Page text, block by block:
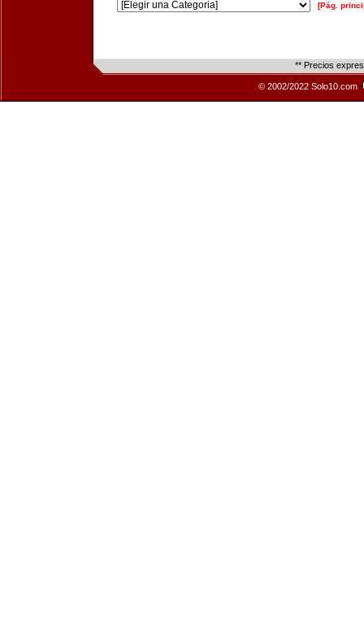
[Pág.
** Precios
© 2002/2022 Solo10.com